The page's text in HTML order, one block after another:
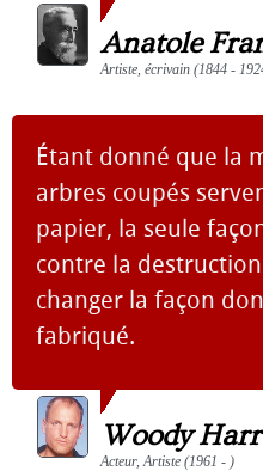
Anatole
Artiste, écrivain (1844 -
Étant donné que la
arbres coupés
papier, la seule
contre la
changer la façon
fabriqué.
Woody
Acteur, Artiste (1961 - )